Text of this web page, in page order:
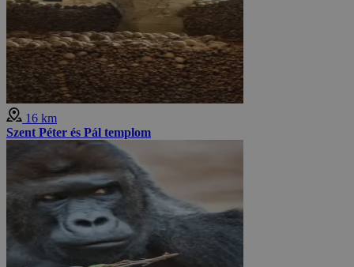
16 km
Szent Péter és Pál templom